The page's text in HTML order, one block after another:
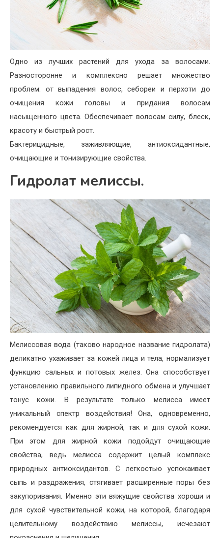
Одно из лучших растений для ухода за волосами.
Разносторонне и комплексно решает множество
проблем: от выпадения волос, себореи и перхоти до
очищения кожи головы и придания волосам
насыщенного цвета. Обеспечивает волосам силу, блеск,
красоту и быстрый рост.
Бактерицидные, заживляющие, антиоксидантные,
очищающие и тонизирующие свойства.
Гидролат мелиссы.
Мелиссовая вода (таково народное название гидролата)
деликатно ухаживает за кожей лица и тела, нормализует
функцию сальных и потовых желез. Она способствует
установлению правильного липидного обмена и улучшает
тонус кожи. В результате только мелисса имеет
уникальный спектр воздействия! Она, одновременно,
рекомендуется как для жирной, так и для сухой кожи.
При этом для жирной кожи подойдут очищающие
свойства, ведь мелисса содержит целый комплекс
природных антиоксидантов. С легкостью успокаивает
сыпь и раздражения, стягивает расширенные поры без
закупоривания. Именно эти вяжущие свойства хороши и
для сухой чувствительной кожи, на которой, благодаря
целительному воздействию мелиссы, исчезают